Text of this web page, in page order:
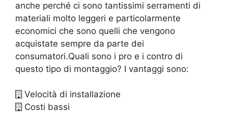
anche perché ci sono tantissimi serramenti di
materiali molto leggeri e particolarmente
economici che sono quelli che vengono
acquistate sempre da parte dei
consumatori.Quali sono i pro e i contro di
questo tipo di montaggio? I vantaggi sono:
Velocità di installazione
Costi bassi